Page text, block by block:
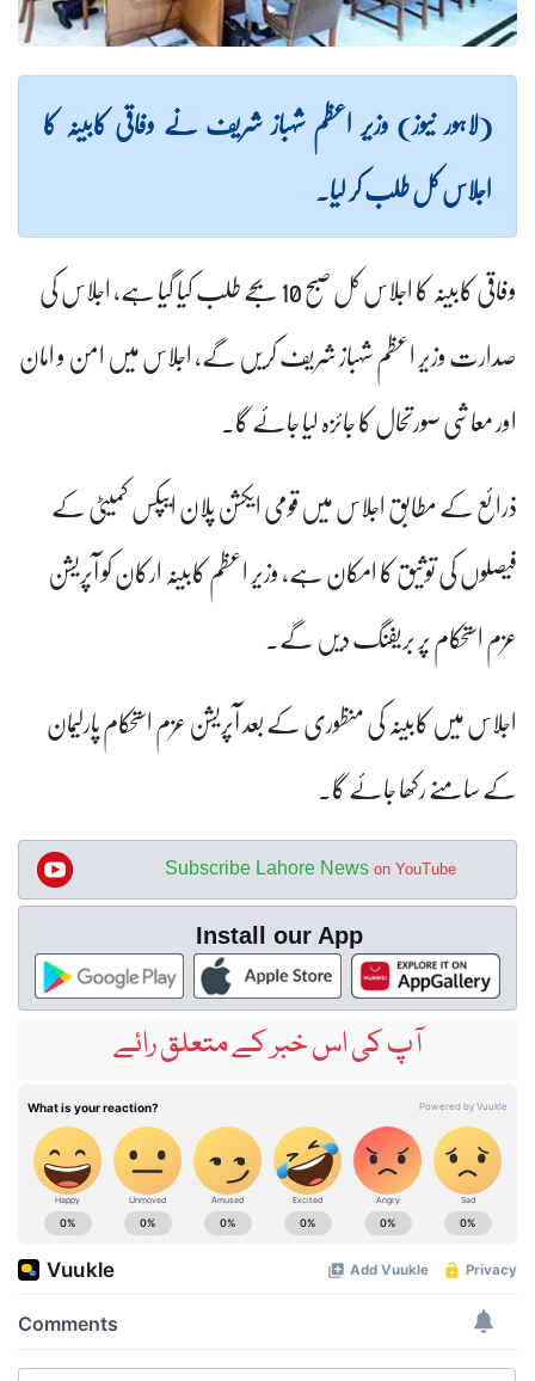
(لاہور نیوز) وزیر اعظم شہباز شریف نے وفاقی کابینہ کا
اجلاس کل طلب کر لیا۔
وفاقی کابینہ کا اجلاس کل صبح 10 بجے طلب کیا گیا ہے، اجلاس کی
صدارت وزیر اعظم شہباز شریف کریں گے، اجلاس میں امن و امان
اور معاشی صورتحال کا جائزہ لیا جائے گا۔
ذرائع کے مطابق اجلاس میں قومی ایکشن پلان ایپکس کمیٹی کے
فیصلوں کی توثیق کا امکان ہے، وزیر اعظم کابینہ ارکان کو آپریشن
عزم استحکام پر بریفنگ دیں گے۔
اجلاس میں کابینہ کی منظوری کے بعد آپریشن عزم استحکام پارلیمان
کے سامنے رکھا جائے گا۔
Subscribe Lahore News on YouTube
Install our App
آپ کی اس خبر کے متعلق رائے